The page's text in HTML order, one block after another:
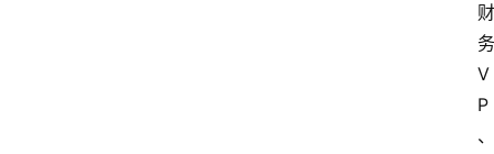
财
务
V
P
、